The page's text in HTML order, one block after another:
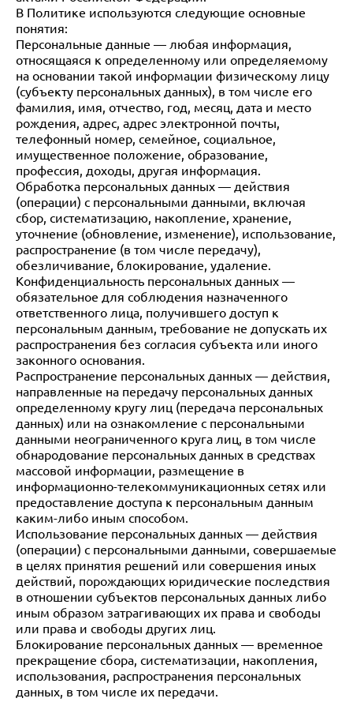
В Политике используются следующие основные
понятия:
Персональные данные — любая информация,
относящаяся к определенному или определяемому
на основании такой информации физическому лицу
(субъекту персональных данных), в том числе его
фамилия, имя, отчество, год, месяц, дата и место
рождения, адрес, адрес электронной почты,
телефонный номер, семейное, социальное,
имущественное положение, образование,
профессия, доходы, другая информация.
Обработка персональных данных — действия
(операции) с персональными данными, включая
сбор, систематизацию, накопление, хранение,
уточнение (обновление, изменение), использование,
распространение (в том числе передачу),
обезличивание, блокирование, удаление.
Конфиденциальность персональных данных —
обязательное для соблюдения назначенного
ответственного лица, получившего доступ к
персональным данным, требование не допускать их
распространения без согласия субъекта или иного
законного основания.
Распространение персональных данных — действия,
направленные на передачу персональных данных
определенному кругу лиц (передача персональных
данных) или на ознакомление с персональными
данными неограниченного круга лиц, в том числе
обнародование персональных данных в средствах
массовой информации, размещение в
информационно-телекоммуникационных сетях или
предоставление доступа к персональным данным
каким-либо иным способом.
Использование персональных данных — действия
(операции) с персональными данными, совершаемые
в целях принятия решений или совершения иных
действий, порождающих юридические последствия
в отношении субъектов персональных данных либо
иным образом затрагивающих их права и свободы
или права и свободы других лиц.
Блокирование персональных данных — временное
прекращение сбора, систематизации, накопления,
использования, распространения персональных
данных, в том числе их передачи.